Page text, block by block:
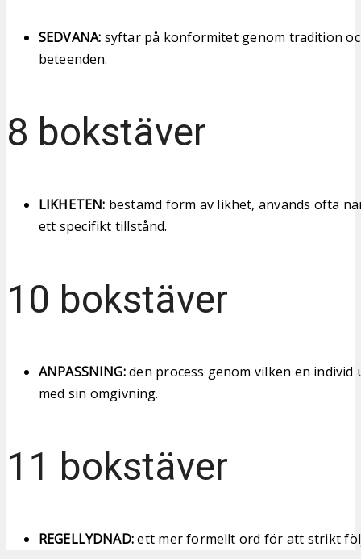
SEDVANA: syftar på konformitet genom tradition
beteenden.
8 bokstäver
LIKHETEN: bestämd form av likhet, används ofta
ett specifikt tillstånd.
10 bokstäver
ANPASSNING:den process genom vilken en
med sin omgivning.
11 bokstäver
REGELLYDNAD:ett mer formellt ord för att strikt